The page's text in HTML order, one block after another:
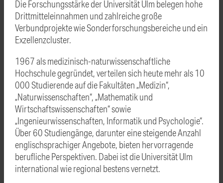
Die Forschungsstärke der Universität Ulm belegen hohe
Drittmitteleinnahmen und zahlreiche große
Verbundprojekte wie Sonderforschungsbereiche und ein
Exzellenzcluster.
1967 als medizinisch-naturwissenschaftliche
Hochschule gegründet, verteilen sich heute mehr als 10
000 Studierende auf die Fakultäten „Medizin“,
„Naturwissenschaften“, „Mathematik und
Wirtschaftswissenschaften“ sowie
„Ingenieurwissenschaften, Informatik und Psychologie“.
Über 60 Studiengänge, darunter eine steigende Anzahl
englischsprachiger Angebote, bieten hervorragende
berufliche Perspektiven. Dabei ist die Universität Ulm
international wie regional bestens vernetzt.